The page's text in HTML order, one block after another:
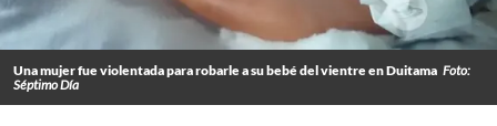
Una mujer fue violentada para robarle a su bebé del vientre en Duitama Foto:
Séptimo Día